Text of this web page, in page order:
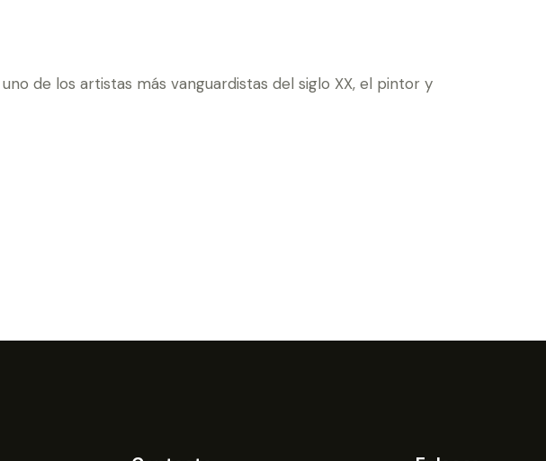
de los artistas más vanguardistas del siglo XX, el pintor y